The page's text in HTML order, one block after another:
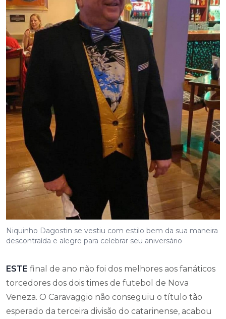
Niquinho Dagostin se vestiu com estilo bem da sua maneira
descontraída e alegre para celebrar seu aniversário
ESTE final de ano não foi dos melhores aos fanáticos
torcedores dos dois times de futebol de Nova
Veneza. O Caravaggio não conseguiu o título tão
esperado da terceira divisão do catarinense, acabou